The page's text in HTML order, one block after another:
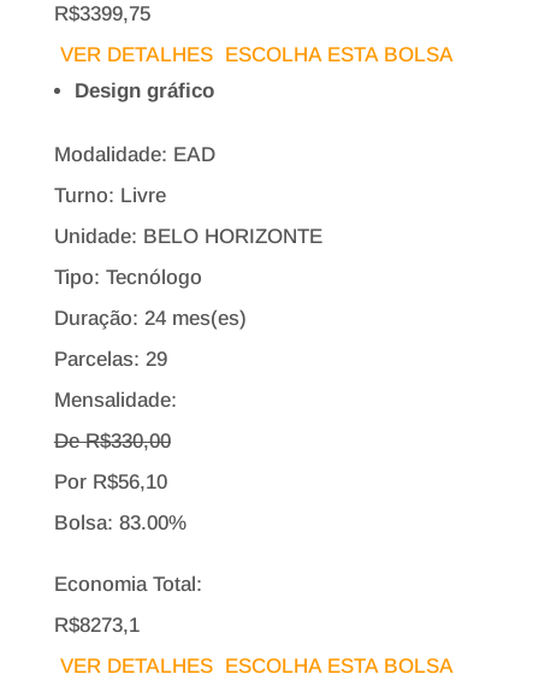
R$3399,75
VER DETALHES ESCOLHA ESTA BOLSA
Design gráfico
Modalidade: EAD
Turno: Livre
Unidade: BELO HORIZONTE
Tipo: Tecnólogo
Duração: 24 mes(es)
Parcelas: 29
Mensalidade:
De R$330,00
Por R$56,10
Bolsa: 83.00%
Economia Total:
R$8273,1
VER DETALHES ESCOLHA ESTA BOLSA